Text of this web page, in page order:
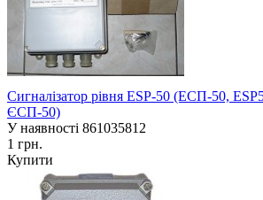
Сигналізатор рівня ESP-50 (ЕСП-50,
ЄСП-50)
У наявності 861035812
1 грн.
Купити